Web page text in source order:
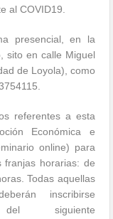
al COVID19.
presencial, en la
sito en calle Miguel
de Loyola), como
referentes a esta
Económica e
online) para
horarias: de
Todas aquellas
inscribirse
siguiente